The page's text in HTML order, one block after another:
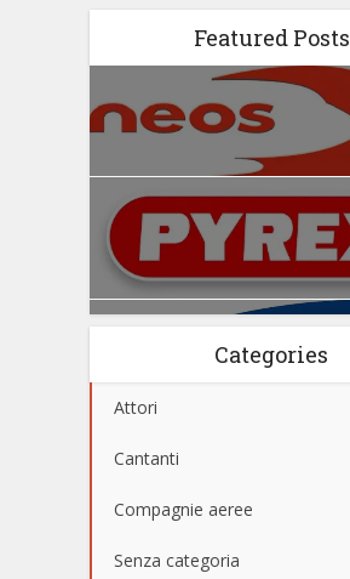
Featured Posts
Categories
Attori
Cantanti
Compagnie aeree
Senza categoria